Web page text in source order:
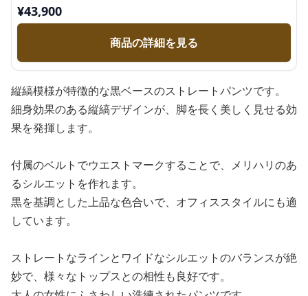
¥43,900
商品の詳細を見る
縦縞模様が特徴的な黒ベースのストレートパンツです。
細身効果のある縦縞デザインが、脚を長く美しく見せる効
果を発揮します。
付属のベルトでウエストマークすることで、メリハリのあ
るシルエットを作れます。
黒を基調とした上品な色合いで、オフィススタイルにも適
しています。
ストレートなラインとワイドなシルエットのバランスが絶
妙で、様々なトップスとの相性も良好です。